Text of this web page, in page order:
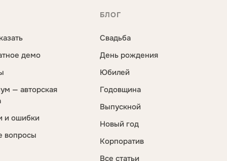
демо
— авторская
и ошибки
вопросы
БЛОГ
Свадьба
День рождения
Юбилей
Годовщина
Выпускной
Новый год
Корпоратив
Все статьи